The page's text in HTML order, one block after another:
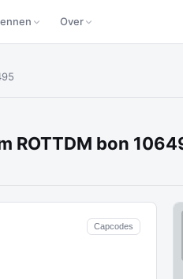
Over
ROTTDM bon
Capcodes